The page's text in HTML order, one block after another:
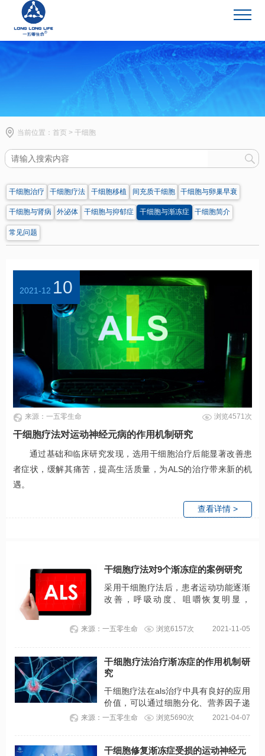
干细胞
当前位置：首页 >干细胞
干细胞治疗 干细胞疗法 干细胞移植 间充质干细胞 干细胞与卵巢早衰
干细胞与肾病 外泌体 干细胞与抑郁症 干细胞与渐冻症 干细胞简介
常见问题
2021-12 10
来源：一五零生命 浏览4571次
干细胞疗法对运动神经元病的作用机制研究
通过基础和临床研究发现，选用干细胞治疗后能显著改善患
者症状，缓解其痛苦，提高生活质量，为ALS的治疗带来新的机
遇。
查看详情 >
干细胞疗法对9个渐冻症的案例研究
采用干细胞疗法后，患者运动功能逐渐
改善，呼吸动度、咀嚼恢复明显，
的治疗打开了一扇新的大门。
来源：一五零生命 浏览6157次 2021-11-05
干细胞疗法治疗渐冻症的作用机制研
究
干细胞疗法在als治疗中具有良好的应用
价值，可以通过细胞分化、营养因子递
送、免疫调节等机制帮助改善患者临床
来源：一五零生命 浏览5690次 2021-04-07
干细胞修复渐冻症受损的运动神经元